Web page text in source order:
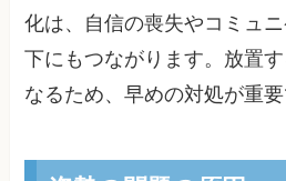
化は、自信の喪失やコミュ
下にもつながります。放置
なるため、早めの対処が重要